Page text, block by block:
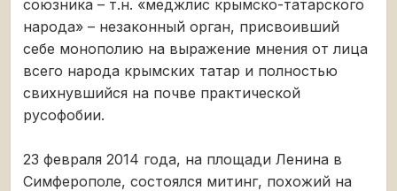
союзника – т.н. «меджлис крымско-татарского
народа» – незаконный орган, присвоивший
себе монополию на выражение мнения от лица
всего народа крымских татар и полностью
свихнувшийся на почве практической
русофобии.
23 февраля 2014 года, на площади Ленина в
Симферополе, состоялся митинг, похожий на